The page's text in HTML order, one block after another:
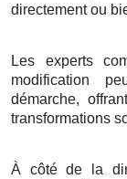
directement ou
Les experts
modification
démarche,
transformations
À côté de la